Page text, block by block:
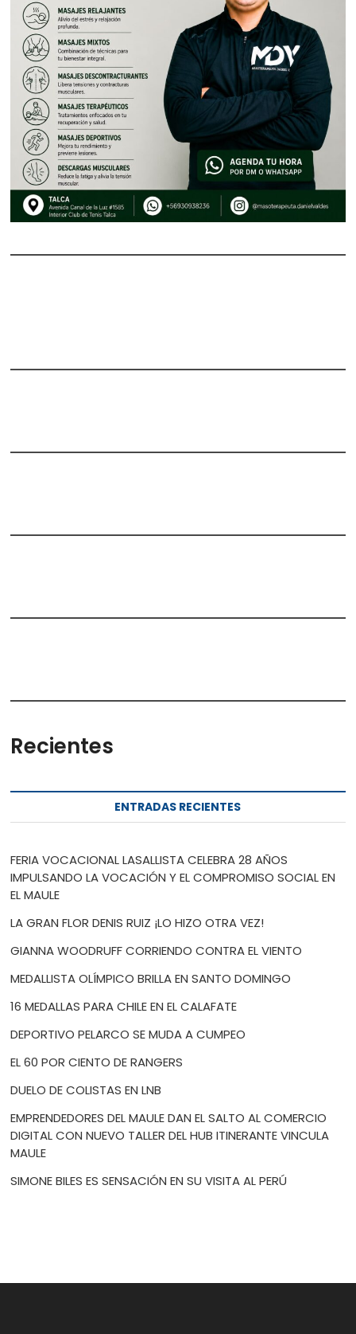
Recientes
ENTRADAS RECIENTES
FERIA VOCACIONAL LASALLISTA CELEBRA 28 AÑOS
IMPULSANDO LA VOCACIÓN Y EL COMPROMISO SOCIAL EN
EL MAULE
LA GRAN FLOR DENIS RUIZ ¡LO HIZO OTRA VEZ!
GIANNA WOODRUFF CORRIENDO CONTRA EL VIENTO
MEDALLISTA OLÍMPICO BRILLA EN SANTO DOMINGO
16 MEDALLAS PARA CHILE EN EL CALAFATE
DEPORTIVO PELARCO SE MUDA A CUMPEO
EL 60 POR CIENTO DE RANGERS
DUELO DE COLISTAS EN LNB
EMPRENDEDORES DEL MAULE DAN EL SALTO AL COMERCIO
DIGITAL CON NUEVO TALLER DEL HUB ITINERANTE VINCULA
MAULE
SIMONE BILES ES SENSACIÓN EN SU VISITA AL PERÚ